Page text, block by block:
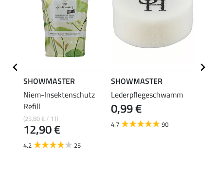
SHOWMASTER
Niem-Insektenschutz
Refill
(25,80 € / 1 l)
12,90 €
4.2 25
SHOWMASTER
Lederpflegeschwamm
0,99 €
4.7 90